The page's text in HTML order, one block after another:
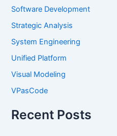
Software Development
Strategic Analysis
System Engineering
Unified Platform
Visual Modeling
VPasCode
Recent Posts